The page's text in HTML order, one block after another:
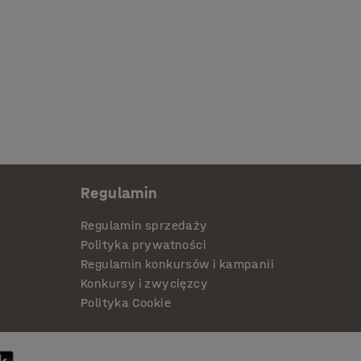
Regulamin
Regulamin sprzedaży
Polityka prywatności
Regulamin konkursów i kampanii
Konkursy i zwycięzcy
Polityka Cookie